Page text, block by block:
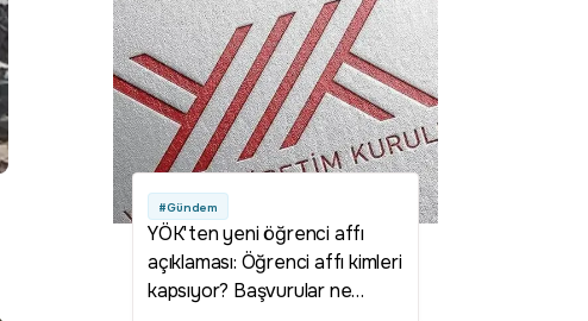
#Gündem
YÖK'ten yeni öğrenci affı
açıklaması: Öğrenci affı kimleri
kapsıyor? Başvurular ne